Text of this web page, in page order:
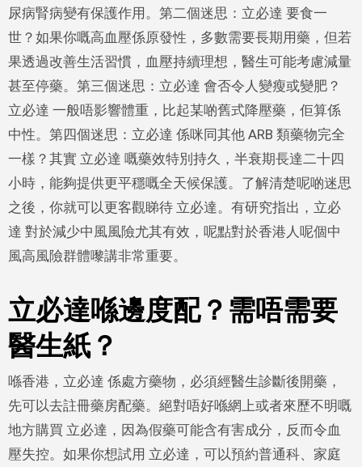
尿病腎病變有保護作用。第二個迷思：立必達 要食一
世？如果你嘅高血壓係原發性，多數需要長期用藥，但若
果透過改善生活習慣，血壓持續理想，醫生可能考慮減量
甚至停藥。第三個迷思：立必達 會否令人變瘦或變肥？
立必達 一般唔影響體重，比起某啲舊式降壓藥，佢算係
中性。第四個迷思：立必達 係咪同其他 ARB 類藥物完全
一樣？其實 立必達 嘅藥效特別持久，半衰期長達二十四
小時，能夠提供更平穩嘅全天候保護。了解清楚呢啲迷思
之後，你就可以更客觀睇待 立必達。有研究指出，立必
達 對於減少中風風險尤其有效，呢點對於香港人呢個中
風高風險群體嚟講非常重要。
立必達喺邊度配？需唔需要
醫生紙？
喺香港，立必達 係處方藥物，必須經醫生診斷後開藥，
先可以去註冊藥房配藥。絕對唔好喺網上或者來歷不明嘅
地方購買 立必達，因為假藥可能含有害成分，反而令血
壓失控。如果你想試用 立必達，可以預約普通科、家庭